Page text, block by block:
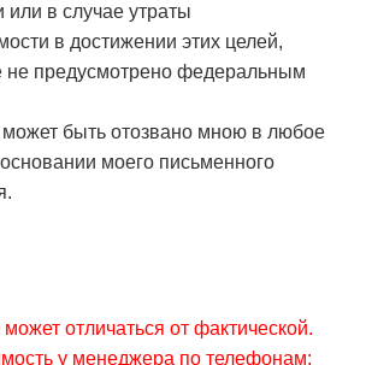
или в случае утраты
в достижении этих целей,
не предусмотрено федеральным
быть отозвано мною в любое
моего письменного
отличаться от фактической.
у менеджера по телефонам: